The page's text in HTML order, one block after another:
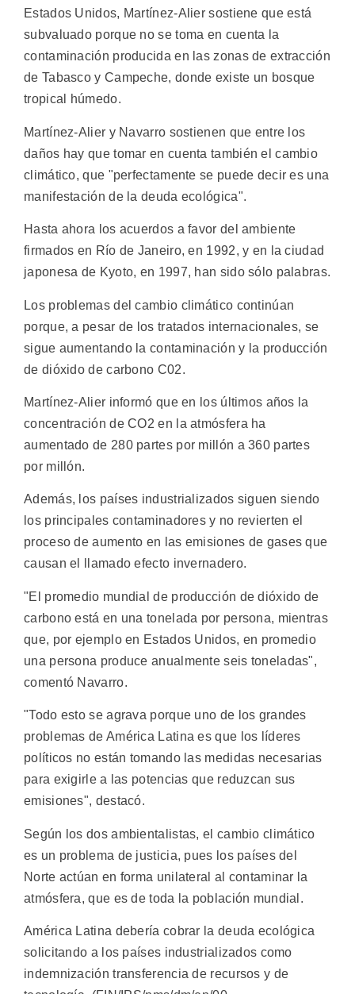
Estados Unidos, Martínez-Alier sostiene que está
subvaluado porque no se toma en cuenta la
contaminación producida en las zonas de extracción
de Tabasco y Campeche, donde existe un bosque
tropical húmedo.
Martínez-Alier y Navarro sostienen que entre los
daños hay que tomar en cuenta también el cambio
climático, que "perfectamente se puede decir es una
manifestación de la deuda ecológica".
Hasta ahora los acuerdos a favor del ambiente
firmados en Río de Janeiro, en 1992, y en la ciudad
japonesa de Kyoto, en 1997, han sido sólo palabras.
Los problemas del cambio climático continúan
porque, a pesar de los tratados internacionales, se
sigue aumentando la contaminación y la producción
de dióxido de carbono C02.
Martínez-Alier informó que en los últimos años la
concentración de CO2 en la atmósfera ha
aumentado de 280 partes por millón a 360 partes
por millón.
Además, los países industrializados siguen siendo
los principales contaminadores y no revierten el
proceso de aumento en las emisiones de gases que
causan el llamado efecto invernadero.
"El promedio mundial de producción de dióxido de
carbono está en una tonelada por persona, mientras
que, por ejemplo en Estados Unidos, en promedio
una persona produce anualmente seis toneladas",
comentó Navarro.
"Todo esto se agrava porque uno de los grandes
problemas de América Latina es que los líderes
políticos no están tomando las medidas necesarias
para exigirle a las potencias que reduzcan sus
emisiones", destacó.
Según los dos ambientalistas, el cambio climático
es un problema de justicia, pues los países del
Norte actúan en forma unilateral al contaminar la
atmósfera, que es de toda la población mundial.
América Latina debería cobrar la deuda ecológica
solicitando a los países industrializados como
indemnización transferencia de recursos y de